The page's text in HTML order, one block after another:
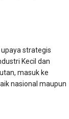
upaya strategis
Kecil dan
masuk ke
nasional maupun